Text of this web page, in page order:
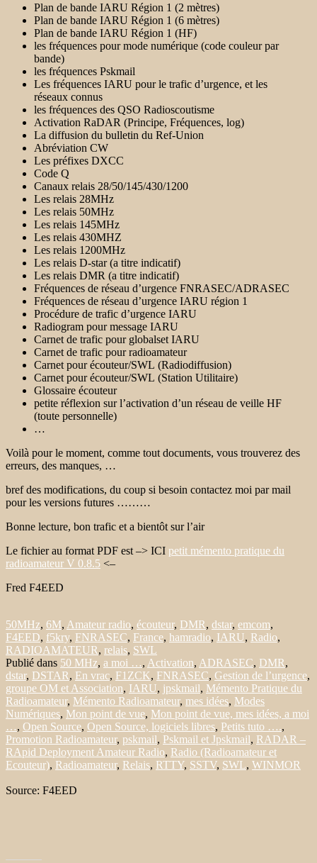
Plan de bande IARU Région 1 (2 mètres)
Plan de bande IARU Région 1 (6 mètres)
Plan de bande IARU Région 1 (HF)
les fréquences pour mode numérique (code couleur par
bande)
les fréquences Pskmail
Les fréquences IARU pour le trafic d’urgence, et les
réseaux connus
les fréquences des QSO Radioscoutisme
Activation RaDAR (Principe, Fréquences, log)
La diffusion du bulletin du Ref-Union
Abréviation CW
Les préfixes DXCC
Code Q
Canaux relais 28/50/145/430/1200
Les relais 28MHz
Les relais 50MHz
Les relais 145MHz
Les relais 430MHZ
Les relais 1200MHz
Les relais D-star (a titre indicatif)
Les relais DMR (a titre indicatif)
Fréquences de réseau d’urgence FNRASEC/ADRASEC
Fréquences de réseau d’urgence IARU région 1
Procédure de trafic d’urgence IARU
Radiogram pour message IARU
Carnet de trafic pour globalset IARU
Carnet de trafic pour radioamateur
Carnet pour écouteur/SWL (Radiodiffusion)
Carnet pour écouteur/SWL (Station Utilitaire)
Glossaire écouteur
petite réflexion sur l’activation d’un réseau de veille HF
(toute personnelle)
…
Voilà pour le moment, comme tout documents, vous trouverez des
erreurs, des manques, …
bref des modifications, du coup si besoin contactez moi par mail
pour les versions futures ………
Bonne lecture, bon trafic et a bientôt sur l’air
Le fichier au format PDF est –> ICI petit mémento pratique du
radioamateur V 0.8.5 <–
Fred F4EED
50MHz, 6M, Amateur radio, écouteur, DMR, dstar, emcom,
F4EED, f5kry, FNRASEC, France, hamradio, IARU, Radio,
RADIOAMATEUR, relais, SWL
Publié dans 50 MHz, a moi …, Activation, ADRASEC, DMR,
dstar, DSTAR, En vrac, F1ZCK, FNRASEC, Gestion de l’urgence,
groupe OM et Association, IARU, jpskmail, Mémento Pratique du
Radioamateur, Mémento Radioamateur, mes idées, Modes
Numériques, Mon point de vue, Mon point de vue, mes idées, a moi
…, Open Source, Open Source, logiciels libres, Petits tuto ….,
Promotion Radioamateur, pskmail, Pskmail et Jpskmail, RADAR –
RApid Deployment Amateur Radio, Radio (Radioamateur et
Ecouteur), Radioamateur, Relais, RTTY, SSTV, SWL, WINMOR
Source: F4EED